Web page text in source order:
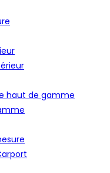
haut de gamme